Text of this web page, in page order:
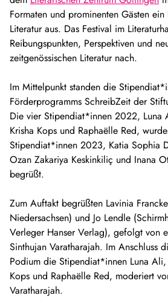
Formaten und prominenten Gästen
Literatur aus. Das Festival im
Reibungspunkten, Perspektiven und
zeitgenössischen Literatur nach.
Im Mittelpunkt standen die
Förderprogramms SchreibZeit der
Die vier Stipendiat*innen 2022, Luna
Krisha Kops und Raphaëlle Red,
Stipendiat*innen 2023, Katia Sophia
Ozan Zakariya Keskinkiliç und Inana
begrüßt.
Zum Auftakt begrüßten Lavinia
Niedersachsen) und Jo Lendle
Verleger Hanser Verlag), gefolgt von
Sinthujan Varatharajah. Im Anschluss
Podium die Stipendiat*innen Luna Ali,
Kops und Raphaëlle Red, moderiert
Varatharajah.